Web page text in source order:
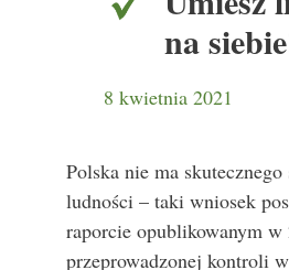
na
8 kwietnia 2021
Polska nie ma
ludności – taki wniosek
raporcie opublikowanym
przeprowadzonej kontroli